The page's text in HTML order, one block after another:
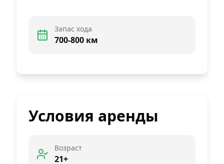
Запас хода
700-800 км
Условия аренды
Возраст
21+